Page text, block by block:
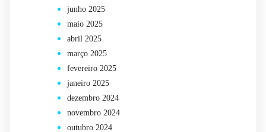
junho 2025
maio 2025
abril 2025
março 2025
fevereiro 2025
janeiro 2025
dezembro 2024
novembro 2024
outubro 2024